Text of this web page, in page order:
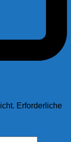
Erforderliche